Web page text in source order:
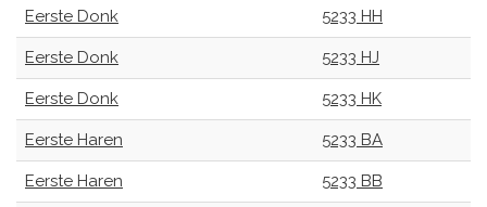
Eerste Donk 5233 HH
Eerste Donk 5233 HJ
Eerste Donk 5233 HK
Eerste Haren 5233 BA
Eerste Haren 5233 BB